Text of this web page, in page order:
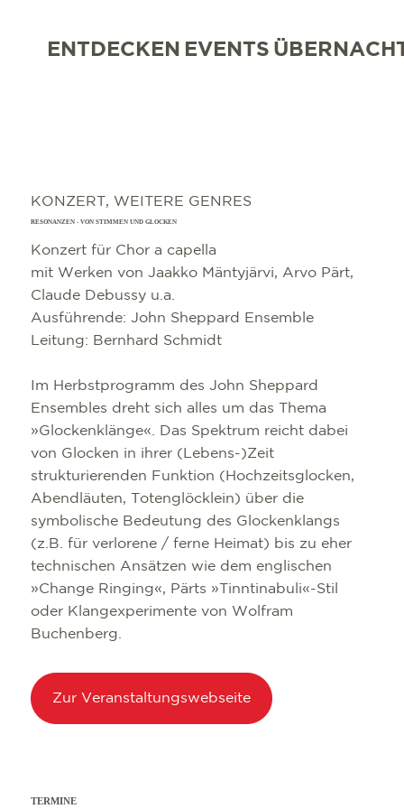
ENTDECKEN EVENTS
KONZERT, WEITERE GENRES
RESONANZEN - VON STIMMEN UND GLOCKEN
Konzert für Chor a capella
mit Werken von Jaakko Mäntyjärvi, Arvo Pärt,
Claude Debussy u.a.
Ausführende: John Sheppard Ensemble
Leitung: Bernhard Schmidt
Im Herbstprogramm des John Sheppard
Ensembles dreht sich alles um das Thema
»Glockenklänge«. Das Spektrum reicht dabei
von Glocken in ihrer (Lebens-)Zeit
strukturierenden Funktion (Hochzeitsglocken,
Abendläuten, Totenglöcklein) über die
symbolische Bedeutung des Glockenklangs
(z.B. für verlorene / ferne Heimat) bis zu eher
technischen Ansätzen wie dem englischen
»Change Ringing«, Pärts »Tinntinabuli«-Stil
oder Klangexperimente von Wolfram
Buchenberg.
Zur Veranstaltungswebseite
TERMINE